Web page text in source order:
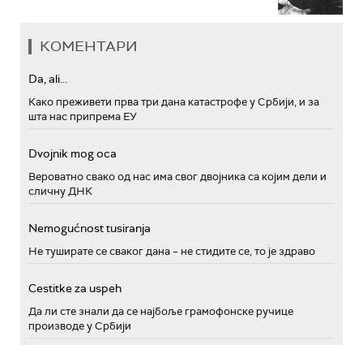
КОМЕНТАРИ
Da, ali...
Како преживети прва три дана катастрофе у Србији, и за
шта нас припрема ЕУ
Dvojnik mog oca
Вероватно свако од нас има свог двојника са којим дели и
сличну ДНК
Nemogućnost tusiranja
Не туширате се сваког дана – не стидите се, то је здраво
Cestitke za uspeh
Да ли сте знали да се најбоље грамофонске ручице
производе у Србији